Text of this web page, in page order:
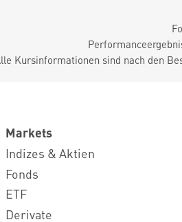
Kursinformationen sind nach den
Markets
Indizes & Aktien
Fonds
ETF
Derivate